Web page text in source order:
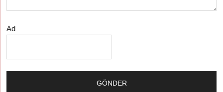
Ad